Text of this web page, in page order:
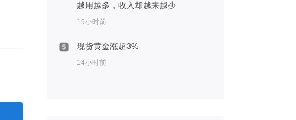
越用越多，收入却越来越少
19小时前
现货黄金涨超3%
14小时前